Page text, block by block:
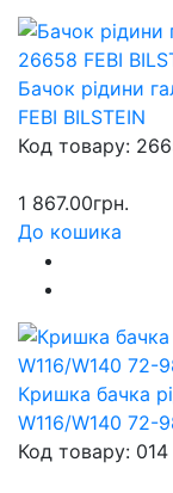
Бачок рідини
FEBI BILSTEIN
Код товару:
1 867.00грн.
До кошика
Кришка бачка
W116/W140 72-
Код товару: